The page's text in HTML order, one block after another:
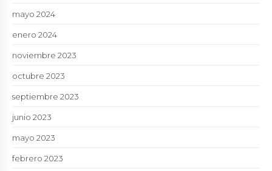
mayo 2024
enero 2024
noviembre 2023
octubre 2023
septiembre 2023
junio 2023
mayo 2023
febrero 2023